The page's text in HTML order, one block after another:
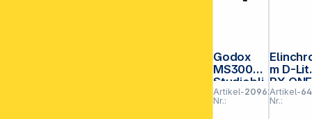
Godox
MS300V
Studiobli
tzgerät
Artikel-
Nr.:
209626
m D-
RX ONE
Artikel-
Nr.:
**EVP